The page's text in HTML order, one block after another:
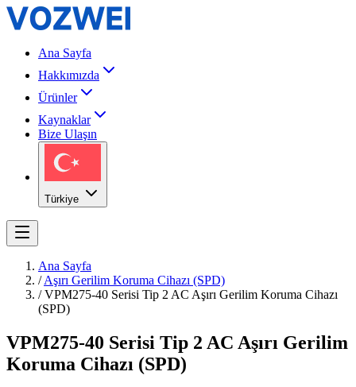
Ana Sayfa
Hakkımızda
Ürünler
Kaynaklar
Bize Ulaşın
Türkiye
Ana Sayfa
/Aşırı Gerilim Koruma Cihazı (SPD)
/VPM275-40 Serisi Tip 2 AC Aşırı Gerilim Koruma Cihazı
(SPD)
VPM275-40 Serisi Tip 2 AC Aşırı Gerilim
Koruma Cihazı (SPD)